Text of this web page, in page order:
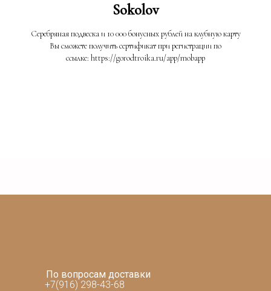
Sokolov
Серебряная подвеска и 10 000 бонусных рублей на клубную карту
Вы сможете получить сертификат при регистрации по
ссылке: https://gorodtroika.ru/app/mobapp
По вопросам доставки
+7(916) 298-43-68